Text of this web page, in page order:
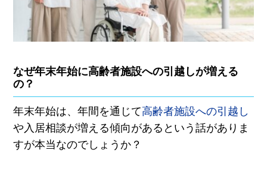
なぜ年末年始に高齢者施設への引越しが増える
の？
年末年始は、年間を通じて高齢者施設への引越し
や入居相談が増える傾向があるという話がありま
すが本当なのでしょうか？